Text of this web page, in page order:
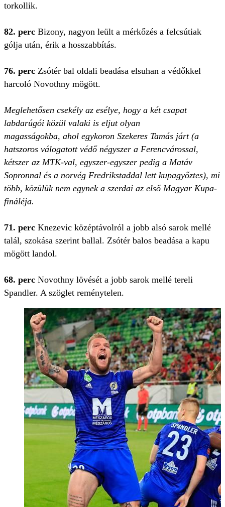
torkollik.
82. perc Bizony, nagyon leült a mérkőzés a felcsútiak
gólja után, érik a hosszabbítás.
76. perc Zsótér bal oldali beadása elsuhan a védőkkel
harcoló Novothny mögött.
Meglehetősen csekély az esélye, hogy a két csapat
labdarúgói közül valaki is eljut olyan
magasságokba, ahol egykoron Szekeres Tamás járt (a
hatszoros válogatott védő négyszer a Ferencvárossal,
kétszer az MTK-val, egyszer-egyszer pedig a Matáv
Sopronnal és a norvég Fredrikstaddal lett kupagyőztes), mi
több, közülük nem egynek a szerdai az első Magyar Kupa-
fináléja.
71. perc Knezevic középtávolról a jobb alsó sarok mellé
talál, szokása szerint ballal. Zsótér balos beadása a kapu
mögött landol.
68. perc Novothny lövését a jobb sarok mellé tereli
Spandler. A szöglet reménytelen.